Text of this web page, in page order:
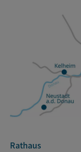
Rathaus